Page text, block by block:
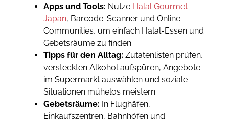
Apps und Tools: Nutze Halal Gourmet
Japan, Barcode-Scanner und Online-
Communities, um einfach Halal-Essen und
Gebetsräume zu finden.
Tipps für den Alltag: Zutatenlisten prüfen,
versteckten Alkohol aufspüren, Angebote
im Supermarkt auswählen und soziale
Situationen mühelos meistern.
Gebetsräume: In Flughäfen,
Einkaufszentren, Bahnhöfen und